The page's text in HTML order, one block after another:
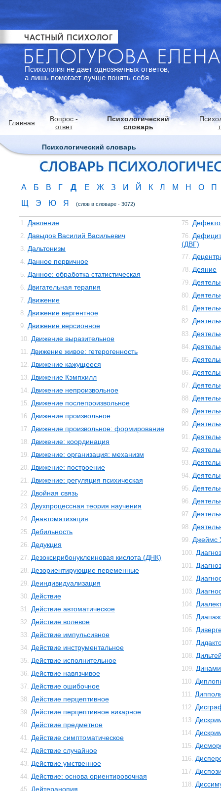
Психология не дает однозначных ответов,
а лишь помогает лучше понять себя
Главная
Вопрос -
ответ
Психологический
словарь
Психологический словарь
А Б В Г Д Е Ж З И Й К Л М Н О
П
Щ
Э Ю Я (слов в словаре - 3072)
1. Давление
2. Давыдов Василий Васильевич
3. Дальтонизм
4. Данное первичное
5. Данное: обработка статистическая
6. Двигательная терапия
7. Движение
8. Движение вергентное
9. Движение версионное
10. Движение выразительное
11. Движение живое: гетерогенность
12. Движение кажущееся
13. Движение Кэмпхилл
14. Движение непроизвольное
15. Движение послепроизвольное
16. Движение произвольное
17. Движение произвольное: формирование
18. Движение: координация
19. Движение: организация: механизм
20. Движение: построение
21. Движение: регуляция психическая
22. Двойная связь
23. Двухпроцессная теория научения
24. Деавтоматизация
25. Дебильность
26. Дедукция
27. Дезоксирибонуклеиновая кислота (ДНК)
28. Дезориентирующие переменные
29. Деиндивидуализация
30. Действие
31. Действие автоматическое
32. Действие волевое
33. Действие импульсивное
34. Действие инструментальное
35. Действие исполнительное
36. Действие навязчивое
37. Действие ошибочное
38. Действие перцептивное
39. Действие перцептивное викарное
40. Действие предметное
41. Действие симптоматическое
42. Действие случайное
43. Действие умственное
44. Действие: основа ориентировочная
45. Дейтеранопия
75.
76.
(ДВГ)
77.
78. Деяние
79.
80.
81.
82.
83.
84.
85.
86.
87.
88.
89.
90.
91.
92.
93.
94.
95.
96.
97.
98.
99. Джеймс
100. Диагноз
101.
102.
103.
104.
105.
106.
107.
108.
109.
110.
111.
112.
113.
114.
115.
116.
117.
118.